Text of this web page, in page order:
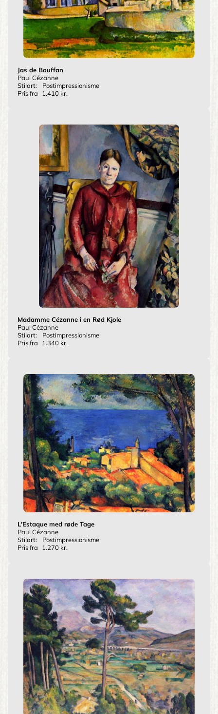
Jas de Bouffan
Paul Cézanne
Stilart:
Postimpressionisme
Pris fra
1.410 kr.
Madamme Cézanne i en Rød Kjole
Paul Cézanne
Stilart:
Postimpressionisme
Pris fra
1.340 kr.
L'Estaque med røde Tage
Paul Cézanne
Stilart:
Postimpressionisme
Pris fra
1.270 kr.